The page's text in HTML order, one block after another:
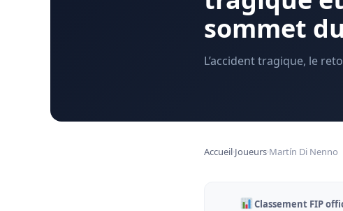
sommet
L’accident tragique, le
Accueil›Joueurs›Martín Di Nenno
Classement FIP